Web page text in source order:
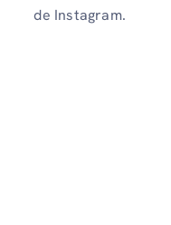
de Instagram.